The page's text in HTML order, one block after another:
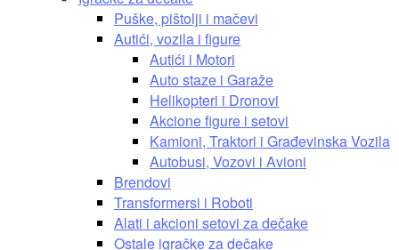
Puške, pištolji i mačevi
Autići, vozila i figure
Autići i Motori
Auto staze i Garaže
Helikopteri i Dronovi
Akcione figure i setovi
Kamioni, Traktori i Građevinska Vozila
Autobusi, Vozovi i Avioni
Brendovi
Transformersi i Roboti
Alati i akcioni setovi za dečake
Ostale igračke za dečake